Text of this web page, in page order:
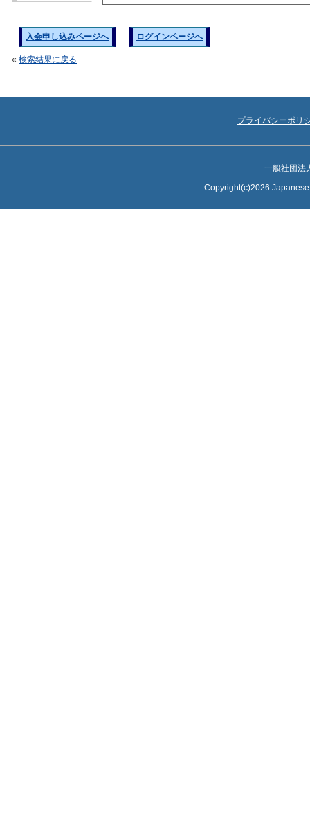
入会申し込みページへ ログインページへ
« 検索結果に戻る
プライバシーポリ
一般社団法
Copyright(c)2026